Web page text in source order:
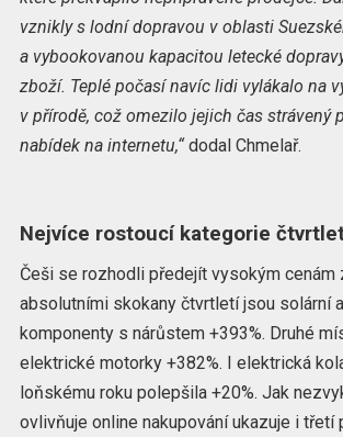
vznikly s lodní dopravou v oblasti
a vybookovanou kapacitou letecké
zboží. Teplé počasí navíc lidi vylákalo na
v přírodě, což omezilo jejich čas strávený
nabídek na internetu,“dodal Chmelař.
Nejvíce rostoucí kategorie
Češi se rozhodli předejít vysokým cenám
absolutními skokany čtvrtletí jsou solární
komponenty s nárůstem +393%. Druhé
elektrické motorky +382%. I elektrická
loňskému roku polepšila +20%. Jak
ovlivňuje online nakupování ukazuje i třetí